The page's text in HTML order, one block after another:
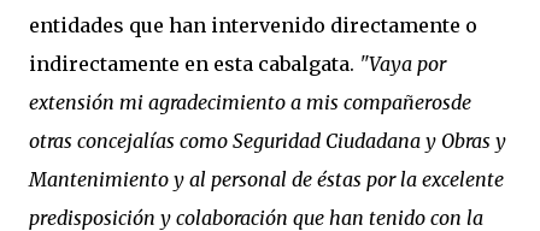
entidades que han intervenido directamente o
indirectamente en esta cabalgata. "Vaya por
extensión mi agradecimiento a mis compañerosde
otras concejalías como Seguridad Ciudadana y Obras y
Mantenimiento y al personal de éstas por la excelente
predisposición y colaboración que han tenido con la